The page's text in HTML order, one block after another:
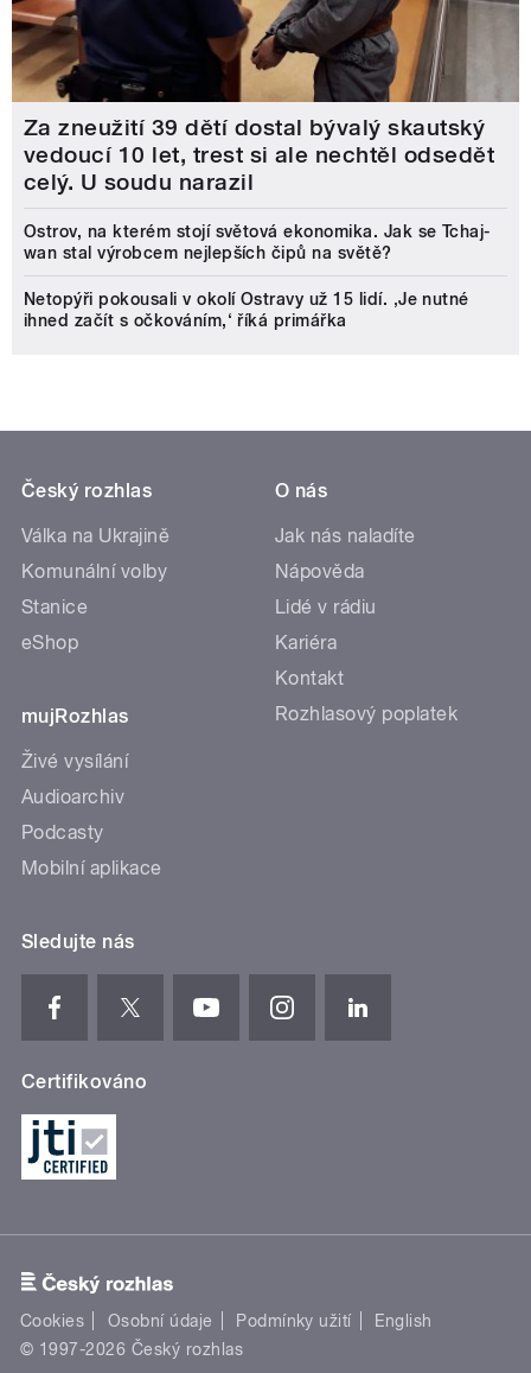
Za zneužití 39 dětí dostal bývalý skautský
vedoucí 10 let, trest si ale nechtěl odsedět
celý. U soudu narazil
Ostrov, na kterém stojí světová ekonomika. Jak se Tchaj-
wan stal výrobcem nejlepších čipů na světě?
Netopýři pokousali v okolí Ostravy už 15 lidí. ‚Je nutné
ihned začít s očkováním,‘ říká primářka
Český rozhlas
Válka na Ukrajině
Komunální volby
Stanice
eShop
mujRozhlas
Živé vysílání
Audioarchiv
Podcasty
Mobilní aplikace
O nás
Jak nás naladíte
Nápověda
Lidé v rádiu
Kariéra
Kontakt
Rozhlasový poplatek
Sledujte nás
Certifikováno
Cookies Osobní údaje Podmínky užití
English
© 1997-2026 Český rozhlas